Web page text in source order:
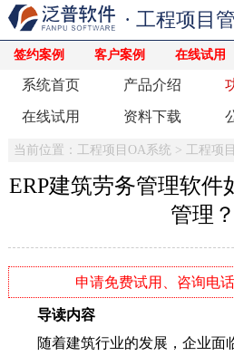
签约案例 客户案例 在线试用
· 工程项目
系统首页 产品介绍
在线试用 资料下载
当前位置： 工程项目OA系统 > 工程项
ERP建筑劳务管理软件
管理？
申请免费试用、咨询电
导读内容
随着建筑行业的发展，企业面